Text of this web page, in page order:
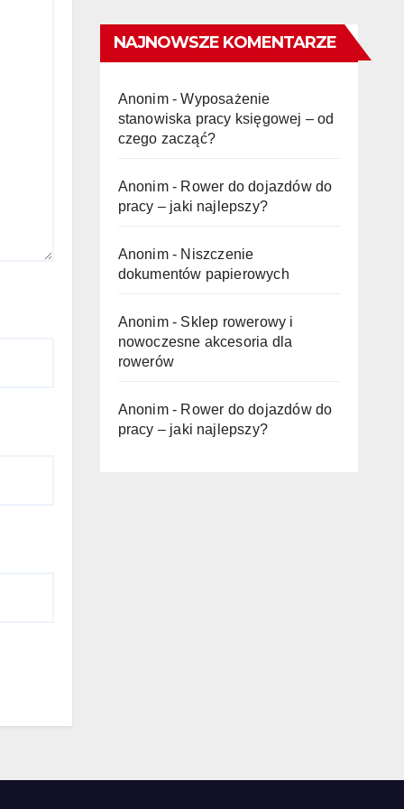
NAJNOWSZE KOMENTARZE
Anonim-Wyposażenie
stanowiska pracy księgowej – od
czego zacząć?
Anonim- Rower do dojazdów do
pracy – jaki najlepszy?
Anonim- Niszczenie
dokumentów papierowych
Anonim- Sklep rowerowy i
nowoczesne akcesoria dla
rowerów
Anonim- Rower do dojazdów do
pracy – jaki najlepszy?